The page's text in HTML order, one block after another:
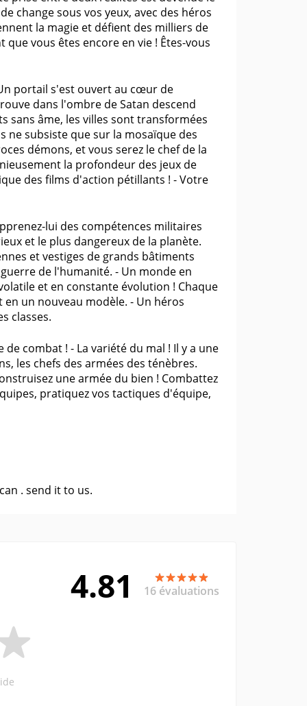
change sous vos yeux, avec des héros
la magie et défient des milliers de
vous êtes encore en vie ! Êtes-vous
portail s'est ouvert au cœur de
dans l'ombre de Satan descend
sans âme, les villes sont transformées
ne subsiste que sur la mosaïque des
démons, et vous serez le chef de la
la profondeur des jeux de
des films d'action pétillants ! - Votre
lui des compétences militaires
et le plus dangereux de la planète.
et vestiges de grands bâtiments
de l'humanité. - Un monde en
et en constante évolution ! Chaque
un nouveau modèle. - Un héros
classes.
combat ! - La variété du mal ! Il y a une
les chefs des armées des ténèbres.
une armée du bien ! Combattez
pratiquez vos tactiques d'équipe,
. send it to us.
4.81 16 évaluations